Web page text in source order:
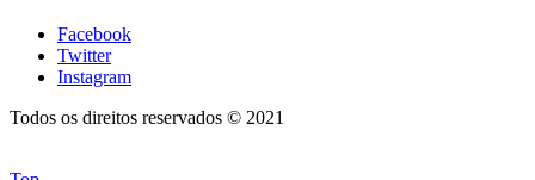
Facebook
Twitter
Instagram
Todos os direitos reservados © 2021